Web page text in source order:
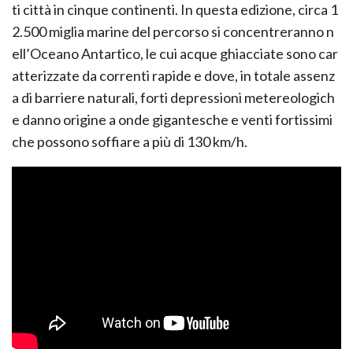
ti città in cinque continenti. In questa edizione, circa 1
2.500 miglia marine del percorso si concentreranno n
ell’Oceano Antartico, le cui acque ghiacciate sono car
atterizzate da correnti rapide e dove, in totale assenz
a di barriere naturali, forti depressioni metereologich
e danno origine a onde gigantesche e venti fortissimi
che possono soffiare a più di 130 km/h.